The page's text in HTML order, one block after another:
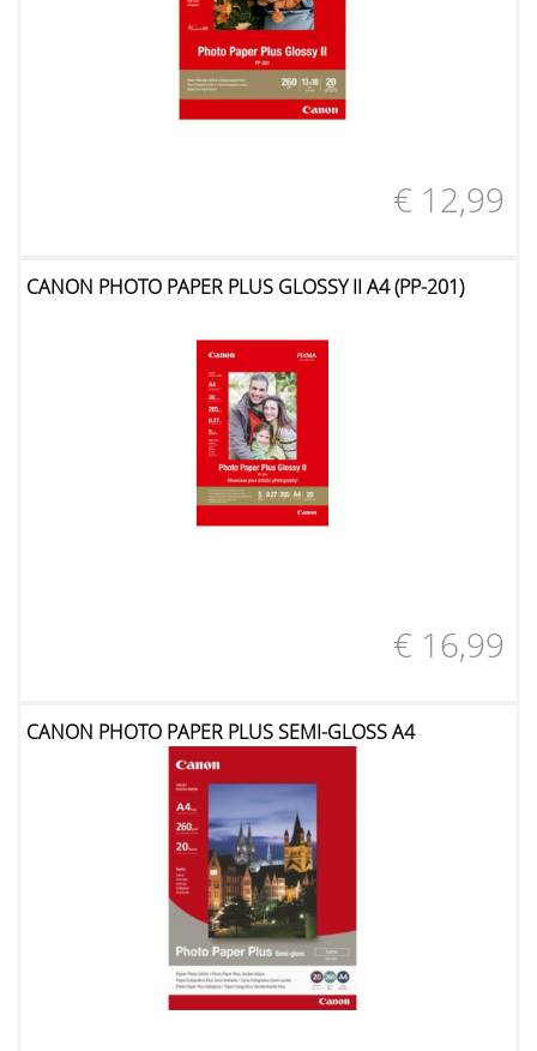
€ 12,99
CANON PHOTO PAPER PLUS GLOSSY II A4 (PP-201)
€ 16,99
CANON PHOTO PAPER PLUS SEMI-GLOSS A4